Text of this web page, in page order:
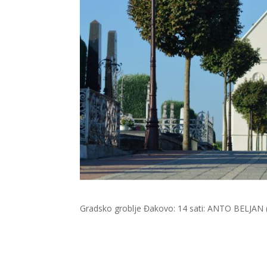
Gradsko groblje Đakovo: 14 sati: ANTO BELJAN